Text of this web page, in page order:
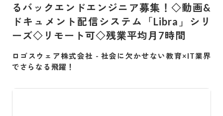
るバックエンドエンジニア募集！◇動画&
ドキュメント配信システム「Libra」シリ
ーズ◇リモート可◇残業平均月7時間
ロゴスウェア株式会社 - 社会に欠かせない教育×IT業界
でさらなる飛躍！